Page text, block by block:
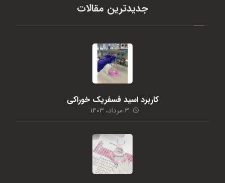
جدیدترین مقالات
کاربرد اسید فسفریک خوراکی
۳ مرداد، ۱۴۰۳